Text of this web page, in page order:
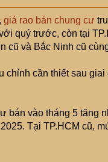
giá rao bán chung cư
quý trước, còn tại
cũ và Bắc Ninh cũ
chỉnh cần thiết sau
bán vào tháng 5 tăng
Tại TP.HCM cũ,